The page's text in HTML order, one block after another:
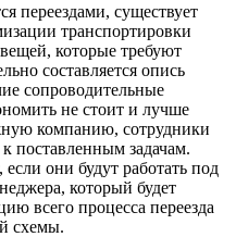
переездами, существует
транспортировки
которые требуют
составляется опись
сопроводительные
не стоит и лучше
компанию, сотрудники
к поставленным задачам.
они будут работать под
который будет
всего процесса переезда
схемы.